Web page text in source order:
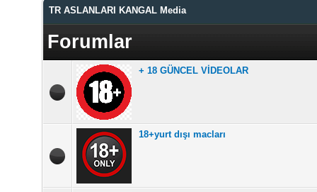
TR ASLANLARI KANGAL Media
Forumlar
+ 18 GÜNCEL VİDEOLAR
18+yurt dışı macları